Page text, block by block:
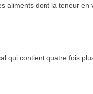
aliments dont la teneur
qui contient quatre fois